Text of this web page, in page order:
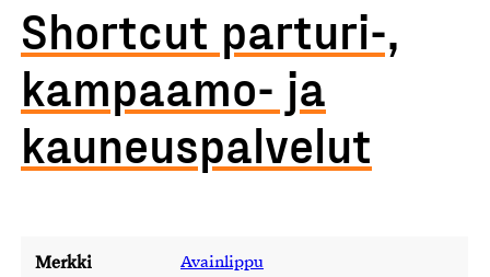
Shortcut parturi-,
kampaamo- ja
kauneuspalvelut
Merkki Avainlippu